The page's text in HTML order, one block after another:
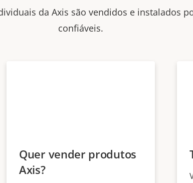
da Axis são vendidos e instalados
confiáveis.
Quer vender produtos
Axis?